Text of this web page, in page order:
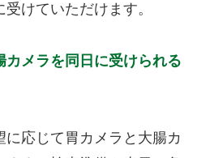
けていただけます。
カメラを同日に受けられる
応じて胃カメラと大腸カ